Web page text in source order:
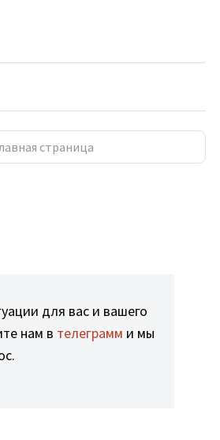
страница
для вас и вашего
нам в телеграмм и мы